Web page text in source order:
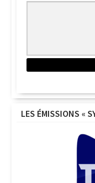
LES ÉMISSIONS «